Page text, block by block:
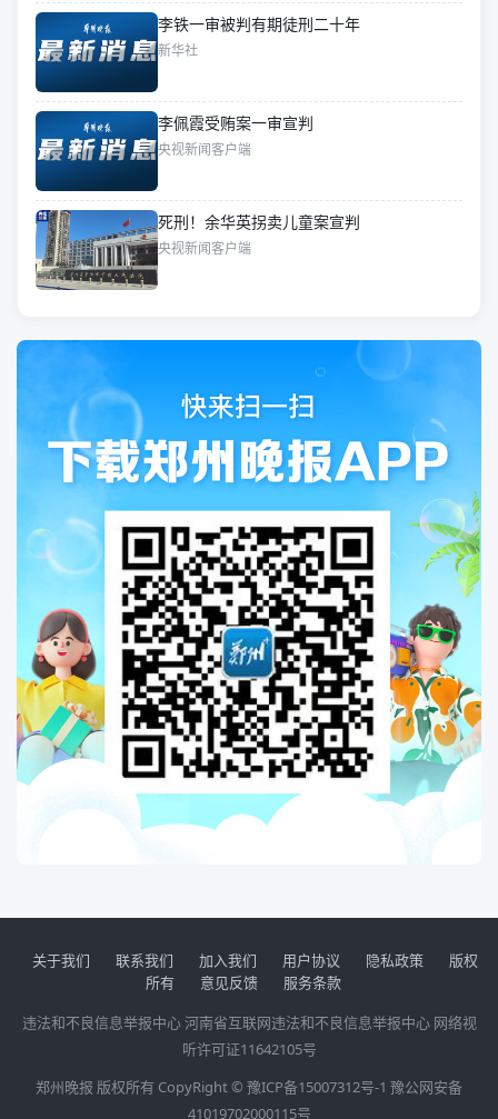
李铁一审被判有期徒刑二十年
新华社
李佩霞受贿案一审宣判
央视新闻客户端
死刑！余华英拐卖儿童案宣判
央视新闻客户端
关于我们 联系我们 加入我们 用户协议 隐私政策
版权
所有
意见反馈
服务条款
违法和不良信息举报中心河南省互联网违法和不良信息举报中心 网络视
听许可证11642105号
郑州晚报 版权所有 CopyRight © 豫ICP备15007312号-1 豫公网安备
41019702000115号